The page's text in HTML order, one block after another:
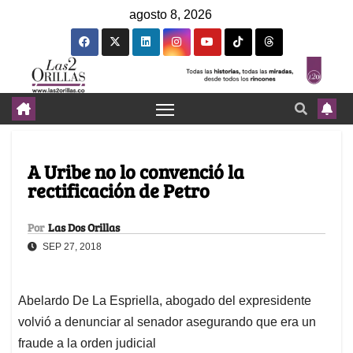
agosto 8, 2026
A Uribe no lo convenció la
rectificación de Petro
Por Las Dos Orillas
SEP 27, 2018
Abelardo De La Espriella, abogado del expresidente
volvió a denunciar al senador asegurando que era un
fraude a la orden judicial